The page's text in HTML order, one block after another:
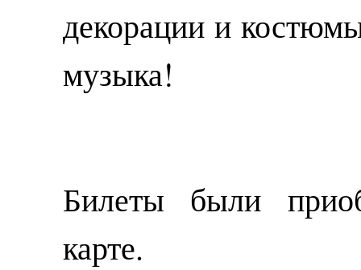
декорации и
музыка!
Билеты были
карте.